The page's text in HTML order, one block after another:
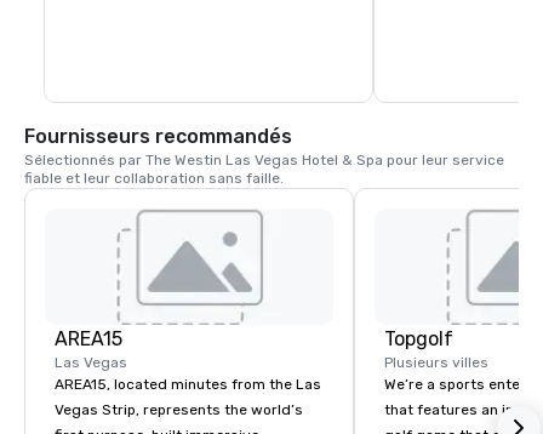
nord des piliers de
Klondike Hotel &
panneau comme
du Strip de Las
comme la majeure
trouve dans la ville
environ 6,4 km au
ville de Las Vegas.
généralement
et les touristes, qui
Vegas » toute la
Fournisseurs recommandés
Sélectionnés par The Westin Las Vegas Hotel & Spa pour leur service
fiable et leur collaboration sans faille.
AREA15
Las Vegas
AREA15, located minutes from the Las
Vegas Strip, represents the world’s
Topgolf
Plusieurs villes
We’re a sports
that features an